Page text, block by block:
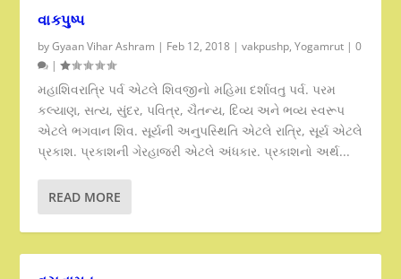
વાકપુષ્પ
byGyaan Vihar Ashram | Feb 12, 2018 |vakpushp,Yogamrut |0
|
મહાશિવરાત્રિ પર્વ એટલે શિવજીનો મહિમા દર્શાવતુ પર્વ. પરમ
કલ્યાણ, સત્ય, સુંદર, પવિત્ર, ચૈતન્ય, દિવ્ય અને ભવ્ય સ્વરૂપ
એટલે ભગવાન શિવ. સૂર્યની અનુપસ્થિતિ એટલે રાત્રિ, સૂર્ય એટલે
પ્રકાશ. પ્રકાશની ગેરહાજરી એટલે અંધકાર. પ્રકાશનો અર્થ...
READ MORE